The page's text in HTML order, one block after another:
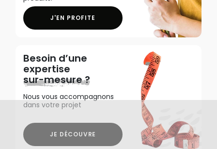
J'EN PROFITE
Besoin d’une
expertise
sur-mesure ?
Nous vous accompagnons
dans votre projet
JE DÉCOUVRE